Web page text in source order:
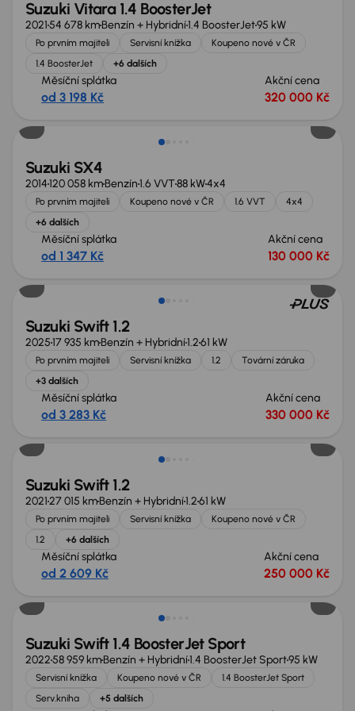
Suzuki Vitara 1.4 BoosterJet
202154 678 kmBenzín + Hybridní1.4 BoosterJet95 kW
Po prvním majiteli Servisní knížka
Koupeno nové v ČR
1.4 BoosterJet
+6 dalších
Měsíční splátka
od 3 198 Kč
Akční cena
320 000 Kč
Suzuki SX4
2014120 058 kmBenzín1.6 VVT88 kW4x4
Po prvním majiteli Koupeno nové v ČR 1.6 VVT
4x4
+6 dalších
Měsíční splátka
od 1 347 Kč
Akční cena
130 000 Kč
Extra sleva 20 500 Kč
Suzuki Swift 1.2
202517 935 kmBenzín + Hybridní1.261 kW
Po prvním majiteli Servisní knížka 1.2
Tovární záruka
+3 dalších
Měsíční splátka
od 3 283 Kč
Akční cena
330 000 Kč
Suzuki Swift 1.2
202127 015 kmBenzín + Hybridní1.261 kW
Po prvním majiteli Servisní knížka
Koupeno nové v ČR
1.2
+6 dalších
Měsíční splátka
od 2 609 Kč
Akční cena
250 000 Kč
Suzuki Swift 1.4 BoosterJet Sport
202258 959 kmBenzín + Hybridní1.4 BoosterJet Sport95 kW
Servisní knížka Koupeno nové v ČR
1.4 BoosterJet Sport
Serv.kniha
+5 dalších